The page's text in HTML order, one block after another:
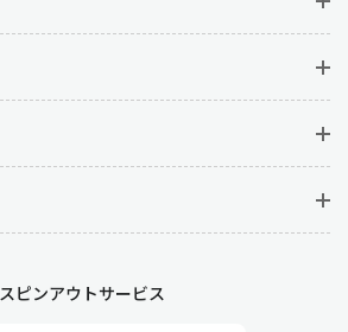
スピンアウトサービス